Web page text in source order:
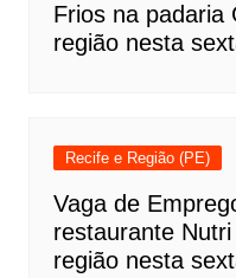
Frios na padaria
região nesta
Recife e Região (PE)
Vaga de
restaurante
região nesta